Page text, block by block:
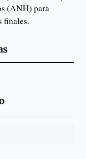
(ANH) para
finales.